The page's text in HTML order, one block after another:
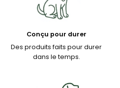
Conçu pour durer
Des produits faits pour durer
dans le temps.